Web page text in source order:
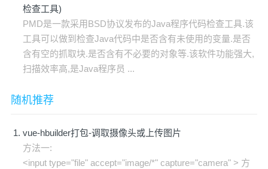
检查工具)
PMD是一款采用BSD协议发布的Java程序代码检查工具.该
工具可以做到检查Java代码中是否含有未使用的变量.是否
含有空的抓取块.是否含有不必要的对象等.该软件功能强大,
扫描效率高,是Java程序员 ...
随机推荐
vue-hbuilder打包-调取摄像头或上传图片
方法一:
<input type="file" accept="image/*" capture="camera" > 方